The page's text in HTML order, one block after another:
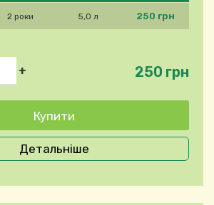
2 роки 5,0 л 250 грн
+ 250 грн
Детальніше